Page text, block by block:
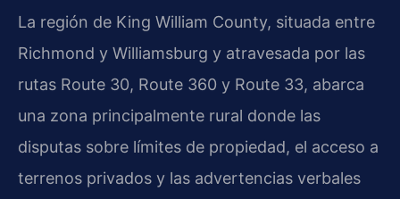
La región de King William County, situada entre
Richmond y Williamsburg y atravesada por las
rutas Route 30, Route 360 y Route 33, abarca
una zona principalmente rural donde las
disputas sobre límites de propiedad, el acceso a
terrenos privados y las advertencias verbales